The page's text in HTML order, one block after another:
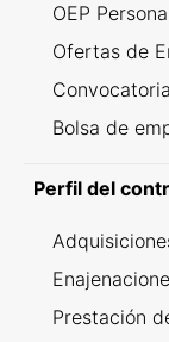
OEP
Ofertas de
Bolsa de
Perfil del
Prestación